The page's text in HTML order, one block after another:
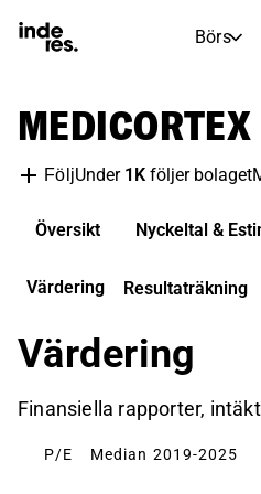
Börs
FöljUnder 1K följer bolaget
Översikt Nyckeltal &
Värdering Resultaträkning
Värdering
Finansiella rapporter,
P/E Median 2019-2025